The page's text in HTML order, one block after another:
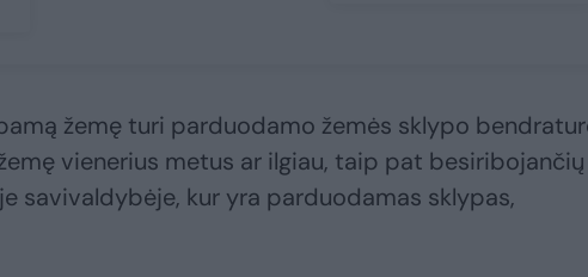
žemę turi parduodamo žemės sklypo
vienerius metus ar ilgiau, taip pat besiribojančių
savivaldybėje, kur yra parduodamas sklypas,